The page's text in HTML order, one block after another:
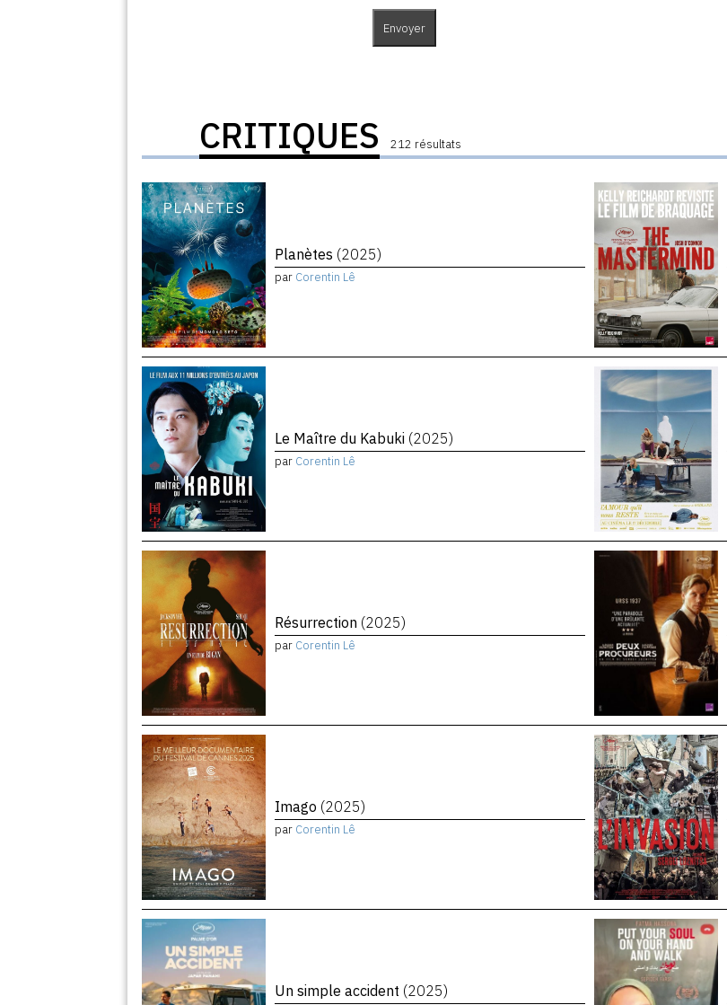
CRITIQUES 212 résultats
Planètes (2025)
par Corentin Lê
Le Maître du Kabuki (2025)
par Corentin Lê
Résurrection (2025)
par Corentin Lê
Imago (2025)
par Corentin Lê
Un simple accident (2025)